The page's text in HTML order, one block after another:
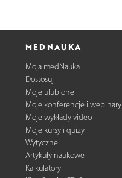
MEDNAUKA
Moja medNauka
Dostosuj
Moje ulubione
Moje konferencje i webinary
Moje wykłady video
Moje kursy i quizy
Wytyczne
Artykuły naukowe
Kalkulatory